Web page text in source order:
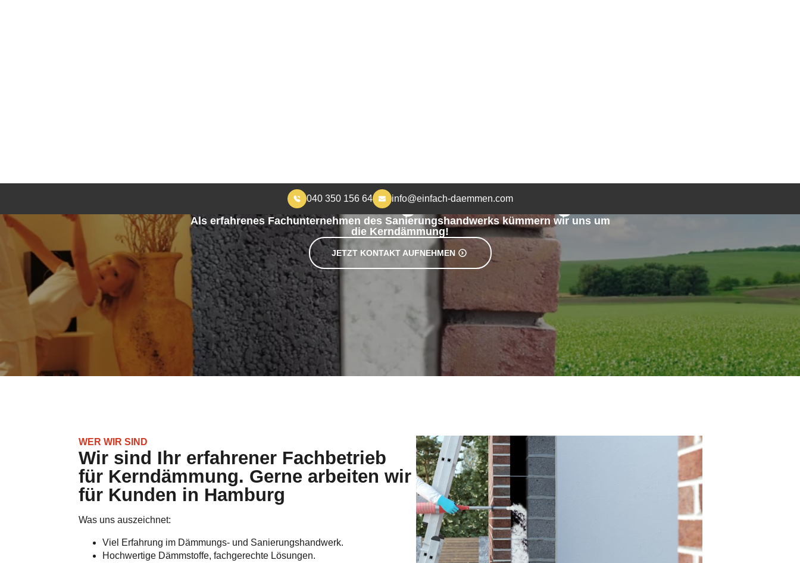
Kerndämmung in Hamburg
Als erfahrenes Fachunternehmen des Sanierungshandwerks kümmern wir uns um
die Kerndämmung!
JETZT KONTAKT AUFNEHMEN
WER WIR SIND
Wir sind Ihr erfahrener Fachbetrieb
für Kerndämmung. Gerne arbeiten wir
für Kunden in Hamburg
Was uns auszeichnet:
Viel Erfahrung im Dämmungs- und Sanierungshandwerk.
Hochwertige Dämmstoffe, fachgerechte Lösungen.